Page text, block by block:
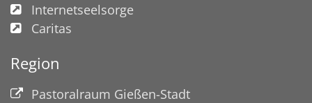
Internetseelsorge
Caritas
Region
Pastoralraum Gießen-Stadt